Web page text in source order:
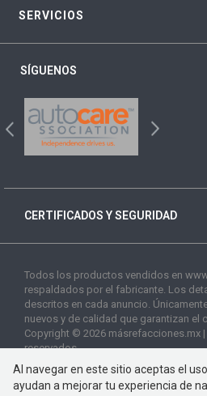
SERVICIOS
SÍGUENOS
CERTIFICADOS Y SEGURIDAD
Todos los productos vendidos en
respaldados por el fabricante. Los
descritos en cada anuncio.
nuevos y de calidad que garantizan el
Copyright © 2026 másrefacciones.mx
reservados
Al navegar en este sitio aceptas el
ayudan a mejorar tu experiencia de